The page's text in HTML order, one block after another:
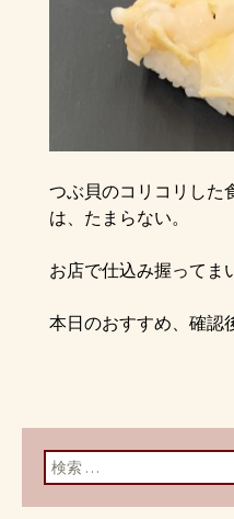
つぶ貝のコリコリした
は、たまらない。
お店で仕込み握ってま
本日のおすすめ、確認
検索: